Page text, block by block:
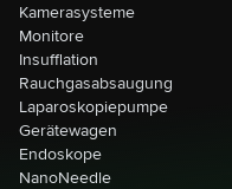
Kamerasysteme
Monitore
Insufflation
Rauchgasabsaugung
Laparoskopiepumpe
Gerätewagen
Endoskope
NanoNeedle